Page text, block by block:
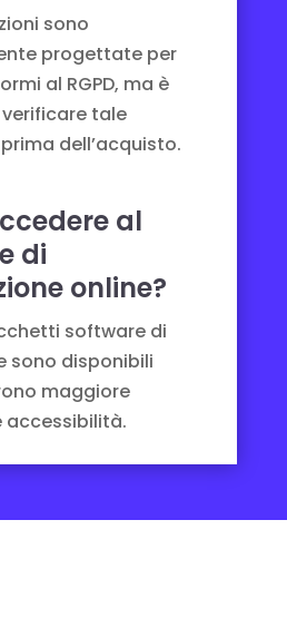
sono
progettate per
al RGPD, ma è
tale
dell’acquisto.
al
di
online?
software di
sono disponibili
maggiore
accessibilità.